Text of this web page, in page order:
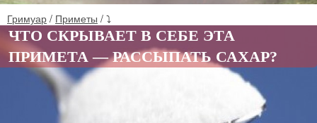
Гримуар / Приметы / ⤵
ЧТО СКРЫВАЕТ В СЕБЕ ЭТА
ПРИМЕТА — РАССЫПАТЬ САХАР?